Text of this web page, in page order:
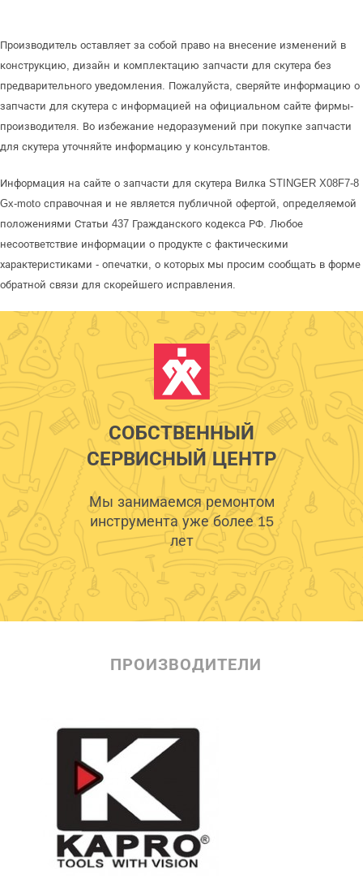
Производитель оставляет за собой право на внесение изменений в
конструкцию, дизайн и комплектацию запчасти для скутера без
предварительного уведомления. Пожалуйста, сверяйте информацию о
запчасти для скутера с информацией на официальном сайте фирмы-
производителя. Во избежание недоразумений при покупке запчасти
для скутера уточняйте информацию у консультантов.
Информация на сайте о запчасти для скутера Вилка STINGER X08F7-8
Gx-moto справочная и не является публичной офертой, определяемой
положениями Статьи 437 Гражданского кодекса РФ. Любое
несоответствие информации о продукте с фактическими
характеристиками - опечатки, о которых мы просим сообщать в форме
обратной связи для скорейшего исправления.
СОБСТВЕННЫЙ
СЕРВИСНЫЙ ЦЕНТР
Мы занимаемся ремонтом
инструмента уже более 15
лет
ПРОИЗВОДИТЕЛИ